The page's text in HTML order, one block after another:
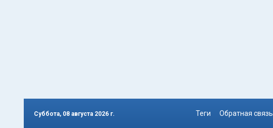
Суббота, 08 августа 2026 г. Теги Обратная связь